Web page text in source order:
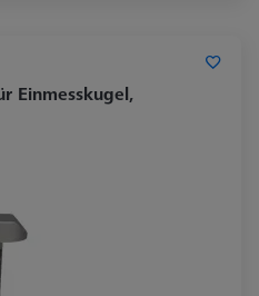
Einmesskugel,